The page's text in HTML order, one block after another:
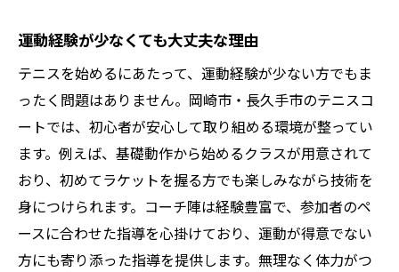
運動経験が少なくても大丈夫な理由
テニスを始めるにあたって、運動経験が少ない方でもま
ったく問題はありません。岡崎市・長久手市のテニスコ
ートでは、初心者が安心して取り組める環境が整ってい
ます。例えば、基礎動作から始めるクラスが用意されて
おり、初めてラケットを握る方でも楽しみながら技術を
身につけられます。コーチ陣は経験豊富で、参加者のペ
ースに合わせた指導を心掛けており、運動が得意でない
方にも寄り添った指導を提供します。無理なく体力がつ